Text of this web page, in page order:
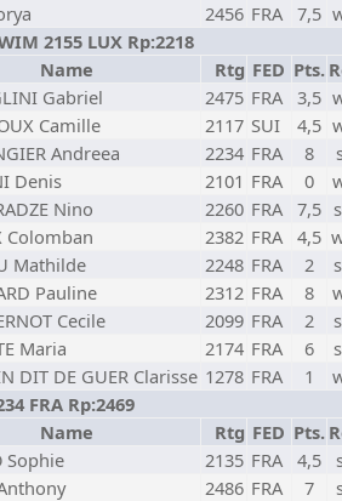
2456 FRA 7,5
2155 LUX Rp:2218
Name Rtg FED Pts.
Gabriel 2475 FRA 3,5
Camille 2117 SUI 4,5
Andreea 2234 FRA 8
Denis 2101 FRA 0
Nino 2260 FRA 7,5
Colomban 2382 FRA 4,5
Mathilde 2248 FRA 2
Pauline 2312 FRA 8
Cecile 2099 FRA 2
Maria 2174 FRA 6
DIT DE GUER Clarisse 1278 FRA 1
FRA Rp:2469
Name Rtg FED Pts.
Sophie 2135 FRA 4,5
2486 FRA 7